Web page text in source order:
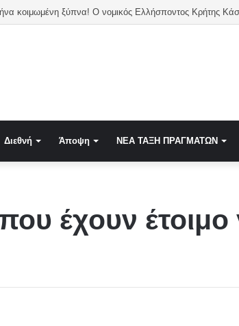
στην Τουρκία για τον GSI μετά τη συμφωνία
Διεθνή Άποψη NEA TAΞΗ ΠΡΑΓΜΑΤΩΝ
έχουν έτοιμο